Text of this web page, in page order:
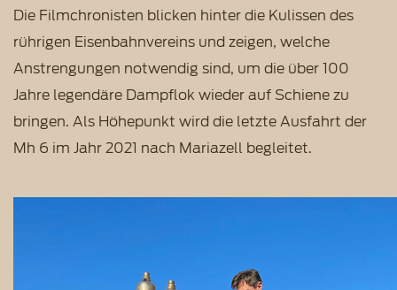
Die Filmchronisten blicken hinter die Kulissen des
rührigen Eisenbahnvereins und zeigen, welche
Anstrengungen notwendig sind, um die über 100
Jahre legendäre Dampflok wieder auf Schiene zu
bringen. Als Höhepunkt wird die letzte Ausfahrt der
Mh 6 im Jahr 2021 nach Mariazell begleitet.